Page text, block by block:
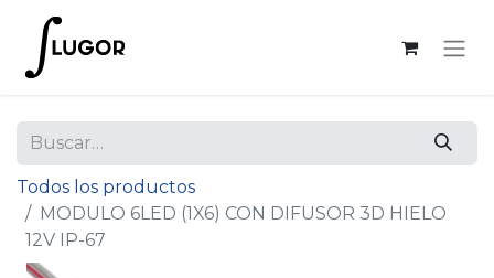
Todos los productos
MODULO 6LED (1X6) CON DIFUSOR 3D HIELO
12V IP-67